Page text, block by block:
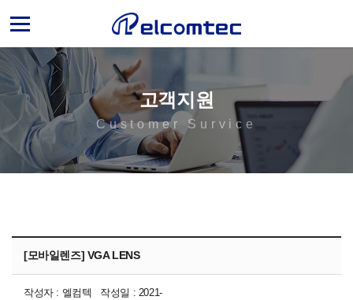
엘
컴
텍
Customer Survice
고객지원
[모바일렌즈] VGA LENS
작성자 : 엘컴텍 작성일 : 2021-